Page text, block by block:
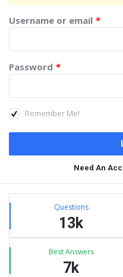
Username or email *
Password *
Remember Me!
Need An
Sidebar
Stats Questions
13k
Best Answers
7k